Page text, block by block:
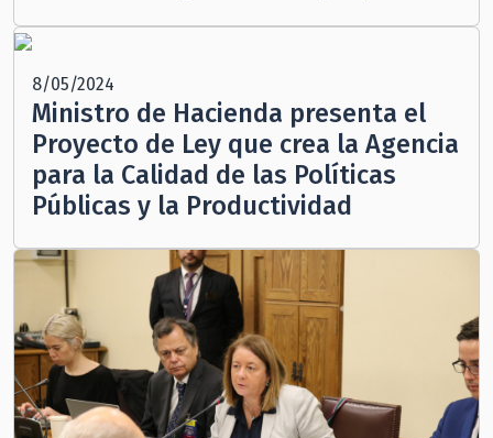
8/05/2024
Ministro de Hacienda presenta el
Proyecto de Ley que crea la Agencia
para la Calidad de las Políticas
Públicas y la Productividad